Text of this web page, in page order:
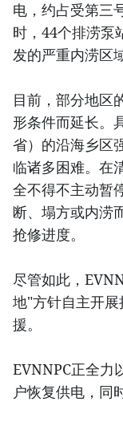
电，约占受第三
时，44个排涝泵
发的严重内涝区
目前，部分地区
形条件而延长。
省）的沿海乡区
临诸多困难。在
全不得不主动暂
断、塌方或内涝
抢修进度。
尽管如此，
地"方针自主开
援。
EVNNPC正全力
户恢复供电，同